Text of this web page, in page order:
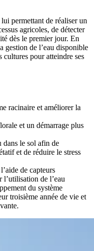
permettant de réaliser un
agricoles, de détecter
dès le premier jour. En
gestion de l’eau disponible
cultures pour atteindre ses
racinaire et améliorer la
et un démarrage plus
dans le sol afin de
et de réduire le stress
de capteurs
de l’eau
du système
troisième année de vie et